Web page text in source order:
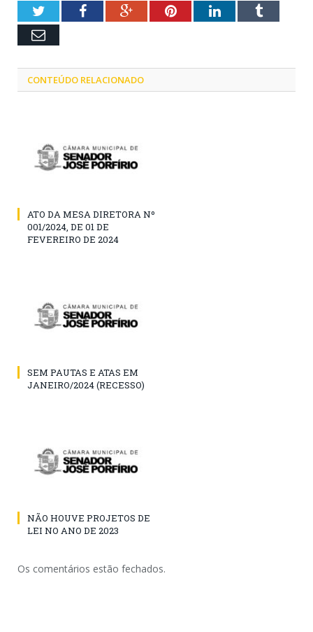
TwitterFacebookGoogle+PinterestLinkedInTumblr
Email
CONTEÚDO RELACIONADO
ATO DA MESA DIRETORA Nº
001/2024, DE 01 DE
FEVEREIRO DE 2024
SEM PAUTAS E ATAS EM
JANEIRO/2024 (RECESSO)
NÃO HOUVE PROJETOS DE
LEI NO ANO DE 2023
Os comentários estão fechados.